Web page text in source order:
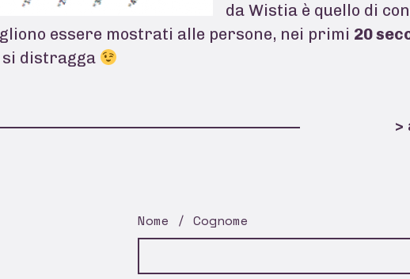
da Wistia è quello di
essere mostrati alle persone, nei primi 20
si distragga
>
Nome / Cognome